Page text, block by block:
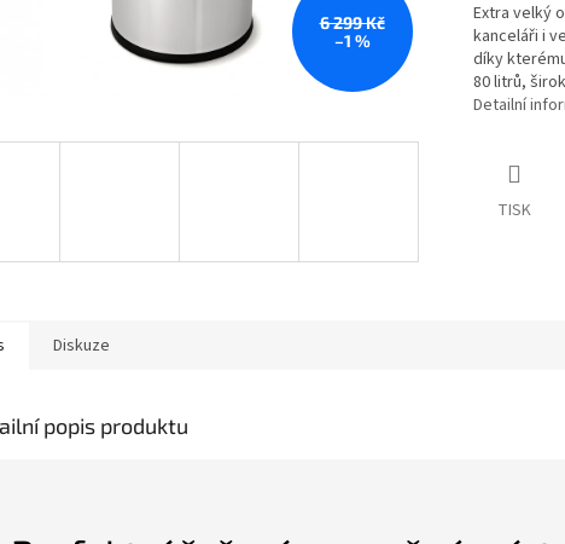
6 299 Kč
–1 %
Extra velký
kanceláři i
díky
80 litrů,
Detailní
TISK
Diskuze
popis produktu